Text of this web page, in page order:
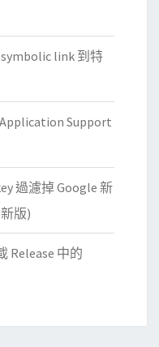
link 到特
Support
過濾掉 Google 新
版)
Release 中的